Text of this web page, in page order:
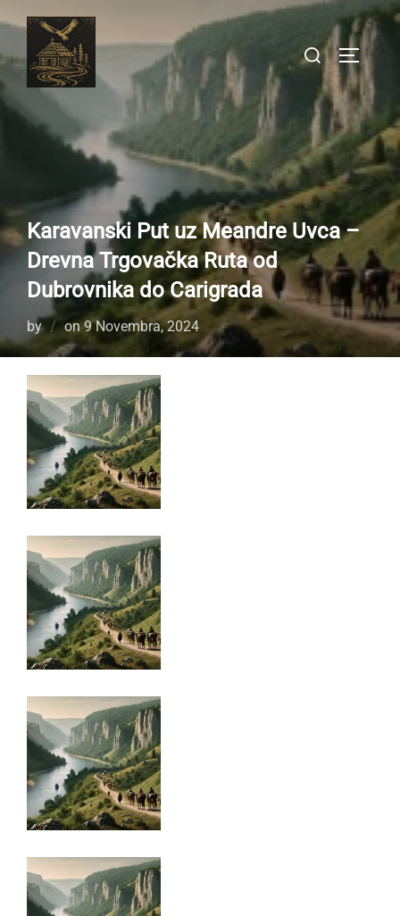
content
Search
for:
Karavanski Put uz Meandre Uvca –
Drevna Trgovačka Ruta od
Dubrovnika do Carigrada
by onPosted
on
9 Novembra, 2024